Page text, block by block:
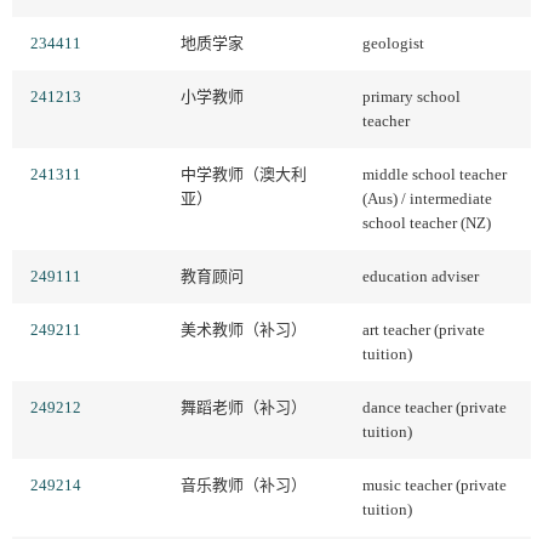
234411 地质学家 geologist
241213 小学教师
primary school
teacher
241311
中学教师（澳大利
亚）
middle school teacher
(Aus) / intermediate
school teacher (NZ)
249111 教育顾问 education adviser
249211 美术教师（补习）
art teacher (private
tuition)
249212 舞蹈老师（补习）
dance teacher (private
tuition)
249214 音乐教师（补习）
music teacher (private
tuition)